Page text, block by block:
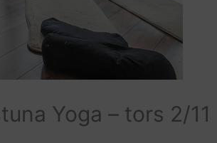
Yoga – tors 2/11